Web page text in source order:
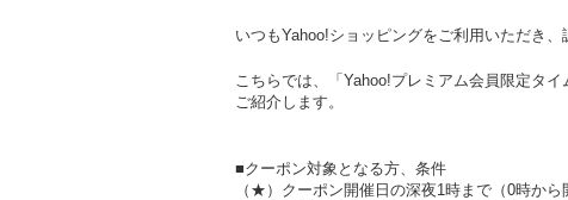
いつもYahoo!ショッピングをご利用いただき、
こちらでは、「Yahoo!プレミアム会員限定タ
ご紹介します。
■クーポン対象となる方、条件
（★）クーポン開催日の深夜1時まで（0時か